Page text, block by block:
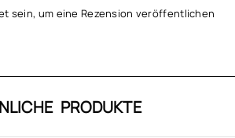
sein, um eine Rezension veröffentlichen
PRODUKTE